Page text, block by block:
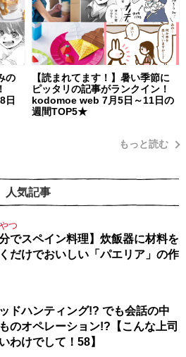
の
日
【読まれてます！】暑い季節に
ピッタリの記事がランクイン！
kodomoe web 7月5日～11日の
週間TOP5★
もっと読む
人気記事
つ
分でスペイン料理】炊飯器に材料を
だけでおいしい「パエリア」の作
ドハンティング!? でも会話の中
のオペレーション!?【こんな上司
わけでして！58】